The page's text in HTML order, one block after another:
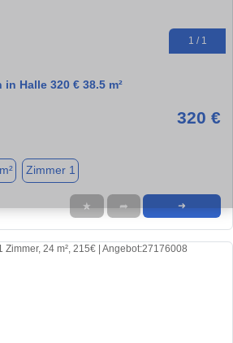
1 / 1
Halle 320 € 38.5 m²
320 €
Zimmer 1
★ ➦ ➜